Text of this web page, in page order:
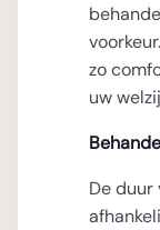
zo
uw
De